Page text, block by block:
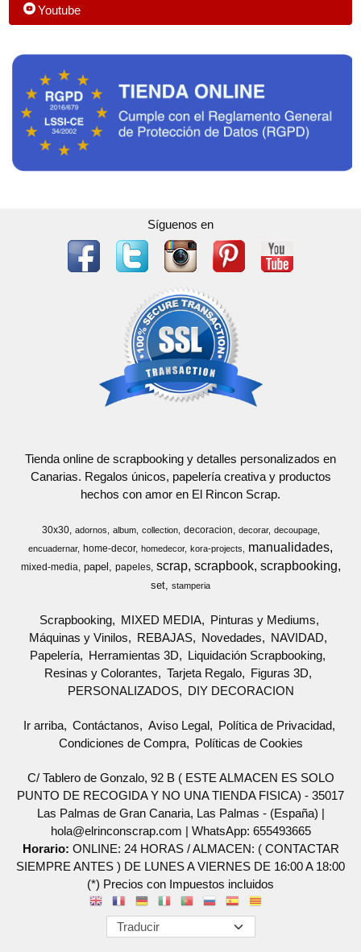
Youtube
Síguenos en
Tienda online de scrapbooking y detalles personalizados en
Canarias. Regalos únicos, papelería creativa y productos
hechos con amor en El Rincon Scrap.
30x30 adornos album collection decoracion decorar
decoupage
encuadernar
home-decor homedecor kora-projects manualidades
mixed-media papel papeles scrap scrapbook scrapbooking
set stamperia
Scrapbooking MIXED MEDIA
Pinturas y Mediums
Máquinas y Vinilos
REBAJAS Novedades
NAVIDAD
Papelería
Herramientas 3D
Liquidación Scrapbooking
Resinas y Colorantes
Tarjeta Regalo
Figuras 3D
PERSONALIZADOS
DIY DECORACION
Ir arriba Contáctanos Aviso Legal
Política de Privacidad
Condiciones de Compra
Políticas de Cookies
C/ Tablero de Gonzalo, 92 B ( ESTE ALMACEN ES SOLO
PUNTO DE RECOGIDA Y NO UNA TIENDA FISICA) - 35017
Las Palmas de Gran Canaria, Las Palmas - (España) |
hola@elrinconscrap.com | WhatsApp: 655493665
Horario: ONLINE: 24 HORAS / ALMACEN: ( CONTACTAR
SIEMPRE ANTES ) DE LUNES A VIERNES DE 16:00 A 18:00
(*) Precios con Impuestos incluidos